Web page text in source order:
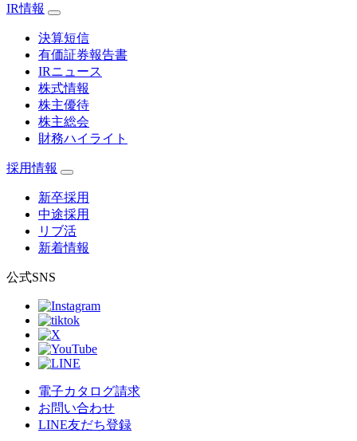
IR情報
決算短信
有価証券報告書
IRニュース
株式情報
株主優待
株主総会
財務ハイライト
採用情報
新卒採用
中途採用
リブ活
新着情報
公式SNS
電子カタログ請求
お問い合わせ
LINE友だち登録